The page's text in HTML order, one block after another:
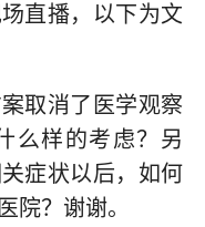
直播，以下为文
取消了医学观察
么样的考虑？另
症状以后，如何
院？谢谢。